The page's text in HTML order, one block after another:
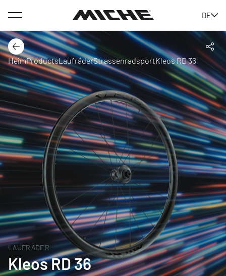
Menü
DE
Der Rücken
HeimProductsLaufräderStrassenradsportKleos RD 36
LAUFRÄDER
Kleos RD 36